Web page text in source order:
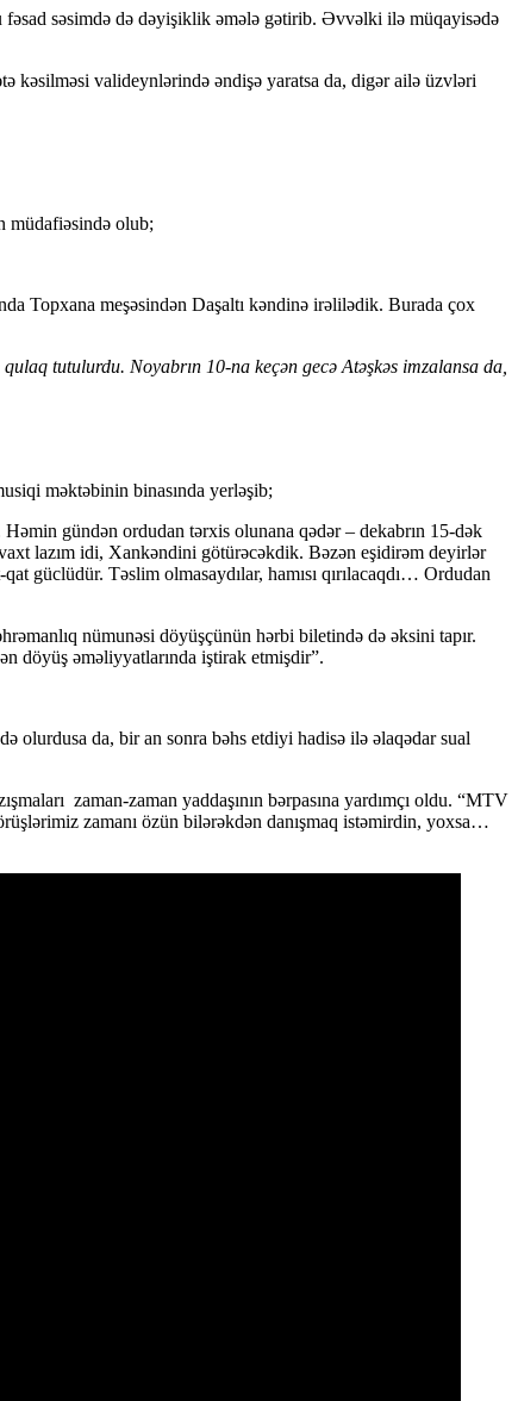
fəsad səsimdə də dəyişiklik əmələ gətirib. Əvvəlki ilə müqayisədə
kəsilməsi valideynlərində əndişə yaratsa da, digər ailə üzvləri
müdafiəsində olub;
Topxana meşəsindən Daşaltı kəndinə irəlilədik. Burada çox
tutulurdu. Noyabrın 10-na keçən gecə Atəşkəs imzalansa da,
məktəbinin binasında yerləşib;
Həmin gündən ordudan tərxis olunana qədər – dekabrın 15-dək
lazım idi, Xankəndini götürəcəkdik. Bəzən eşidirəm deyirlər
güclüdür. Təslim olmasaydılar, hamısı qırılacaqdı… Ordudan
nümunəsi döyüşçünün hərbi biletində də əksini tapır.
dö­yüş əmə­liy­yat­la­rın­da iştirak et­miş­dir”.
olurdusa da, bir an sonra bəhs etdiyi hadisə ilə əlaqədar sual
zaman-zaman yaddaşının bərpasına yardımçı oldu. “MTV
zamanı özün bilərəkdən danışmaq istəmirdin, yoxsa…